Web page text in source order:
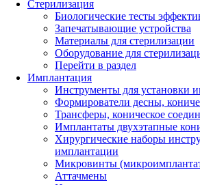
Стерилизация
Биологические тесты
Запечатывающие устройства
Материалы для стерилизации
Оборудование для
Перейти в раздел
Имплантация
Инструменты для установки
Формирователи десны,
Трансферы, коническое
Имплантаты двухэтапные
Хирургические наборы
имплантации
Микровинты
Аттачмены